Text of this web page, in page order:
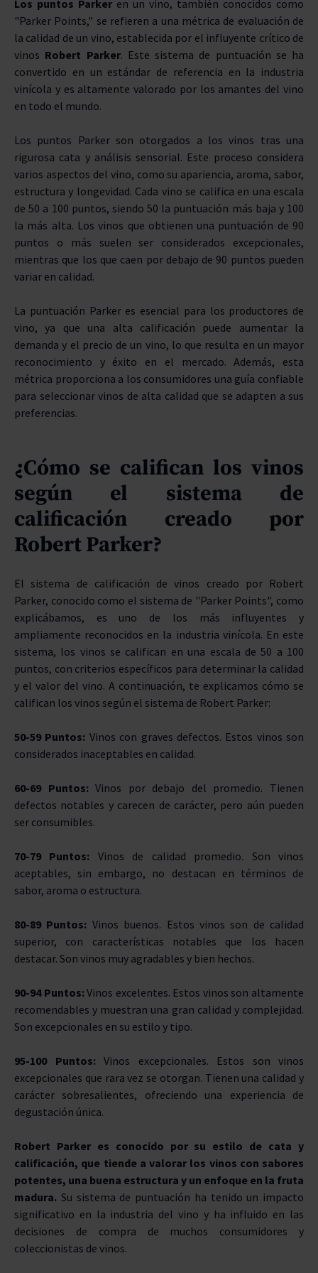
Los puntos Parker en un vino, también conocidos como
"Parker Points," se refieren a una métrica de evaluación de
la calidad de un vino, establecida por el influyente crítico de
vinos Robert Parker. Este sistema de puntuación se ha
convertido en un estándar de referencia en la industria
vinícola y es altamente valorado por los amantes del vino
en todo el mundo.
Los puntos Parker son otorgados a los vinos tras una
rigurosa cata y análisis sensorial. Este proceso considera
varios aspectos del vino, como su apariencia, aroma, sabor,
estructura y longevidad. Cada vino se califica en una escala
de 50 a 100 puntos, siendo 50 la puntuación más baja y 100
la más alta. Los vinos que obtienen una puntuación de 90
puntos o más suelen ser considerados excepcionales,
mientras que los que caen por debajo de 90 puntos pueden
variar en calidad.
La puntuación Parker es esencial para los productores de
vino, ya que una alta calificación puede aumentar la
demanda y el precio de un vino, lo que resulta en un mayor
reconocimiento y éxito en el mercado. Además, esta
métrica proporciona a los consumidores una guía confiable
para seleccionar vinos de alta calidad que se adapten a sus
preferencias.
¿Cómo se califican los vinos
según el sistema de
calificación creado por
Robert Parker?
El sistema de calificación de vinos creado por Robert
Parker, conocido como el sistema de "Parker Points", como
explicábamos, es uno de los más influyentes y
ampliamente reconocidos en la industria vinícola. En este
sistema, los vinos se califican en una escala de 50 a 100
puntos, con criterios específicos para determinar la calidad
y el valor del vino. A continuación, te explicamos cómo se
califican los vinos según el sistema de Robert Parker:
50-59 Puntos: Vinos con graves defectos. Estos vinos son
considerados inaceptables en calidad.
60-69 Puntos: Vinos por debajo del promedio. Tienen
defectos notables y carecen de carácter, pero aún pueden
ser consumibles.
70-79 Puntos: Vinos de calidad promedio. Son vinos
aceptables, sin embargo, no destacan en términos de
sabor, aroma o estructura.
80-89 Puntos: Vinos buenos. Estos vinos son de calidad
superior, con características notables que los hacen
destacar. Son vinos muy agradables y bien hechos.
90-94 Puntos: Vinos excelentes. Estos vinos son altamente
recomendables y muestran una gran calidad y complejidad.
Son excepcionales en su estilo y tipo.
95-100 Puntos: Vinos excepcionales. Estos son vinos
excepcionales que rara vez se otorgan. Tienen una calidad y
carácter sobresalientes, ofreciendo una experiencia de
degustación única.
Robert Parker es conocido por su estilo de cata y
calificación, que tiende a valorar los vinos con sabores
potentes, una buena estructura y un enfoque en la fruta
madura. Su sistema de puntuación ha tenido un impacto
significativo en la industria del vino y ha influido en las
decisiones de compra de muchos consumidores y
coleccionistas de vinos.
ENVEJECIMIENTO
BODEGAS
TIPO
PREMIOS